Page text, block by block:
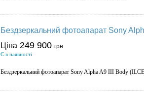
Бездзеркальний фотоапарат Sony
Ціна 249 900 грн
Є в наявності
Бездзеркальний фотоапарат Sony Alpha A9 III Body